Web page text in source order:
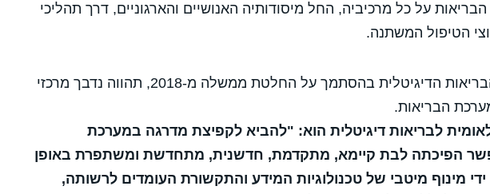
על כל מרכיביה, החל מיסודותיה האנושיים והארגוניים, דרך תהליכי
הטיפול המשתנה.
בשנים הבאות, הבריאות הדיגיטלית בהסתמך על החלטת ממשלה מ-2018, תהווה נדבך מרכזי
הבריאות.
לבריאות דיגיטלית הוא: "להביא לקפיצת מדרגה במערכת
הפיכתה לבת קיימא, מתקדמת, חדשנית, מתחדשת ומשתפרת באופן
מינוף מיטבי של טכנולוגיות המידע והתקשורת העומדים לרשותה,